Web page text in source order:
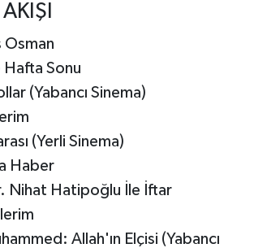
Sonu
(Yabancı Sinema)
(Yerli Sinema)
Haber
Nihat Hatipoğlu İle İftar
Allah'ın Elçisi (Yabancı